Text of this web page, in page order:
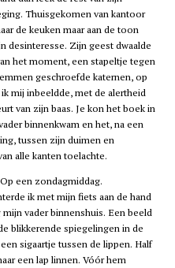
Thuisgekomen van kantoor
de keuken maar aan de toon
desinteresse. Zijn geest dwaalde
het moment, een stapeltje tegen
geschroefde katernen, op
mij inbeeldde, met de alertheid
van zijn baas. Je kon het boek in
binnenkwam en het, na een
tussen zijn duimen en
alle kanten toelachte.
een zondagmiddag.
ik met mijn fiets aan de hand
vader binnenshuis. Een beeld
blikkerende spiegelingen in de
sigaartje tussen de lippen. Half
een lap linnen. Vóór hem